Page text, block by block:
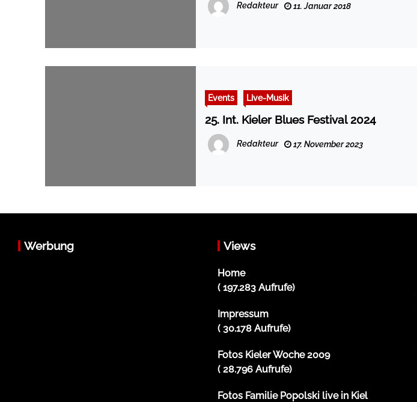
Redakteur 11. Januar 2018
Events Live-Musik
25. Int. Kieler Blues Festival 2024
Redakteur 17. November 2023
Werbung Views
Home
( 197.283 Aufrufe)
Impressum
( 30.178 Aufrufe)
Fotos Kieler Woche 2009
( 28.796 Aufrufe)
Fotos Familie Popolski live in Kiel